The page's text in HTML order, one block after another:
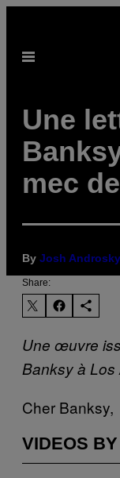
content
Open
Une
mec
By Josh Androsky
Share:
Une œuvre
Banksy à Los
Cher Banksy,
VIDEOS